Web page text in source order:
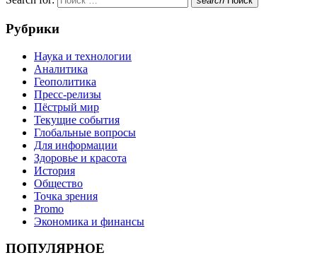
Рубрики
Наука и технологии
Аналитика
Геополитика
Пресс-релизы
Пёстрый мир
Текущие события
Глобальные вопросы
Для информации
Здоровье и красота
История
Общество
Точка зрения
Promo
Экономика и финансы
ПОПУЛЯРНОЕ